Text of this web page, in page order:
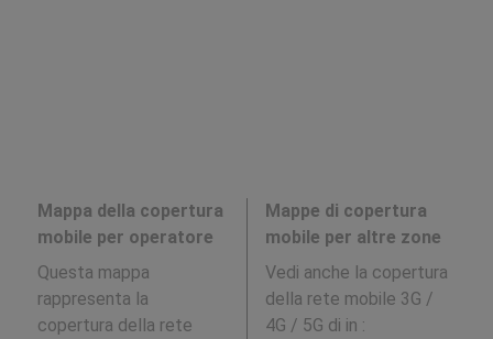
Mappa della copertura
mobile per operatore
Questa mappa
rappresenta la
copertura della rete
Mappe di copertura
mobile per altre zone
Vedi anche la copertura
della rete mobile 3G /
4G / 5G di in :